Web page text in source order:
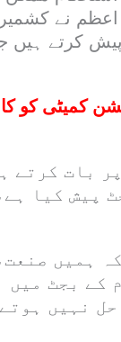
اعظم نے
کرتے ہیں
کمیٹی کو
بات کرتے
پیش کیا
ہمیں
کے بجٹ میں
حل نہیں